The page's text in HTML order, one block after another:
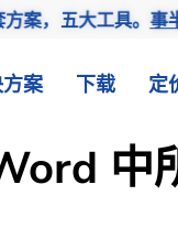
案，五大工具。事
案 下载 定
中